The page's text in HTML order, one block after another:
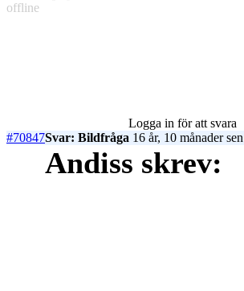
offline
Logga in för att svara
#70847Svar: Bildfråga 16 år, 10 månader sen
Andiss skrev: